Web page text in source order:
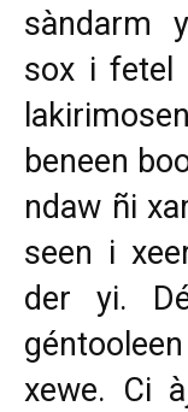
sàndarm
sox i fetel
beneen
ndaw ñi
seen i
der yi.
xewe. Ci